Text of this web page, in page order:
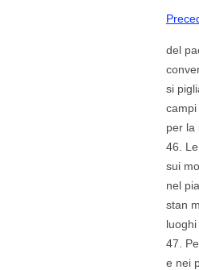
del
si
campi
per la
46.
sui
nel
stan
47.
e nei